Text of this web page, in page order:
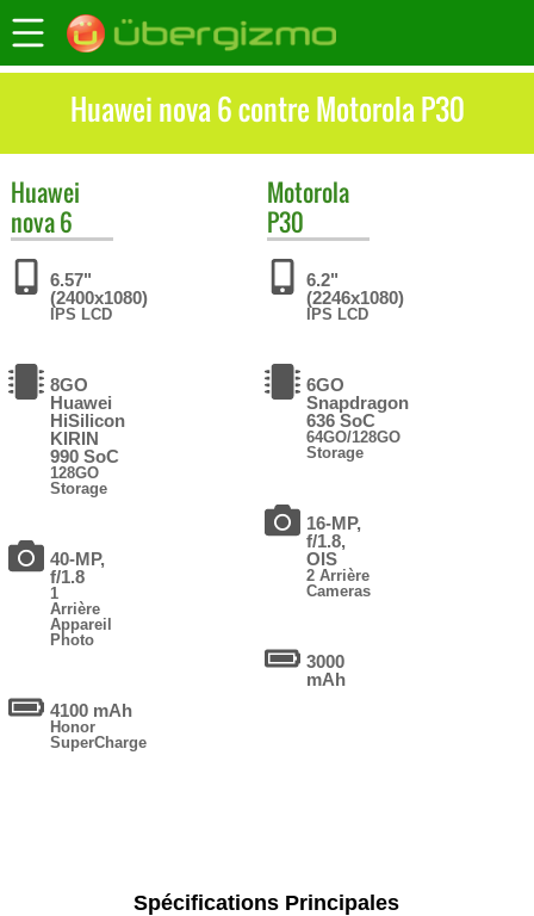
Huawei nova 6 contre Motorola P30
Huawei
nova 6
6.57"
(2400x1080)
IPS LCD
8GO
Huawei
HiSilicon
KIRIN
990 SoC
128GO
Storage
40-MP,
f/1.8
1
Arrière
Appareil
Photo
4100 mAh
Honor
SuperCharge
Motorola
P30
6.2"
(2246x1080)
IPS LCD
6GO
Snapdragon
636 SoC
64GO/128GO
Storage
16-MP,
f/1.8,
OIS
2 Arrière
Cameras
3000
mAh
Spécifications Principales